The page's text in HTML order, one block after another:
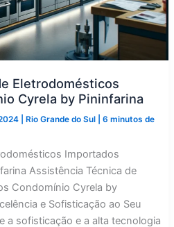
Eletrodomésticos
Cyrela by Pininfarina
Rio Grande do Sul| 6 minutos de
Importados
Assistência Técnica de
Condomínio Cyrela by
e Sofisticação ao Seu
a sofisticação e a alta tecnologia